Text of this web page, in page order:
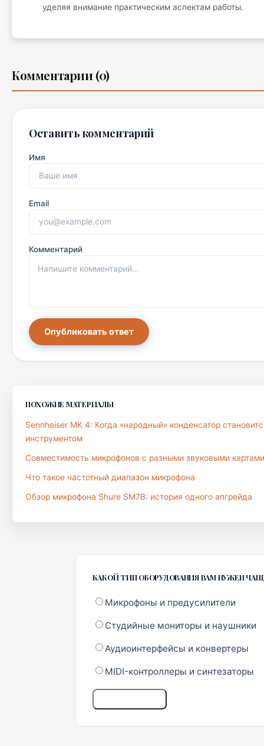
уделяя внимание практическим аспектам работы.
Комментарии (0)
Оставить комментарий
Имя
Email
Комментарий
Опубликовать ответ
ПОХОЖИЕ МАТЕРИАЛЫ
Sennheiser MK 4: Когда «народный» конденсатор
инструментом
Совместимость микрофонов с разными звуковыми картами
Что такое частотный диапазон микрофона
Обзор микрофона Shure SM7B: история одного апгрейда
КАКОЙ ТИП ОБОРУДОВАНИЯ ВАМ НУЖЕН
Микрофоны и предусилители
Студийные мониторы и наушники
Аудиоинтерфейсы и конвертеры
MIDI-контроллеры и синтезаторы